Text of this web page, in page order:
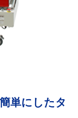
単にしたタ